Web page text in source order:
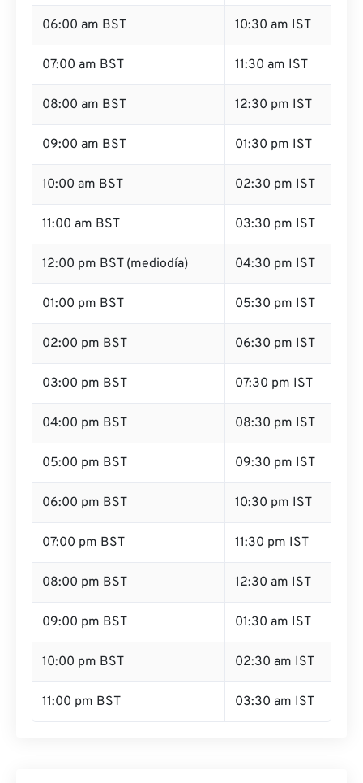
06:00 am BST 10:30 am IST
07:00 am BST 11:30 am IST
08:00 am BST 12:30 pm IST
09:00 am BST 01:30 pm IST
10:00 am BST 02:30 pm IST
11:00 am BST 03:30 pm IST
12:00 pm BST (mediodía) 04:30 pm IST
01:00 pm BST 05:30 pm IST
02:00 pm BST 06:30 pm IST
03:00 pm BST 07:30 pm IST
04:00 pm BST 08:30 pm IST
05:00 pm BST 09:30 pm IST
06:00 pm BST 10:30 pm IST
07:00 pm BST 11:30 pm IST
08:00 pm BST 12:30 am IST
09:00 pm BST 01:30 am IST
10:00 pm BST 02:30 am IST
11:00 pm BST 03:30 am IST